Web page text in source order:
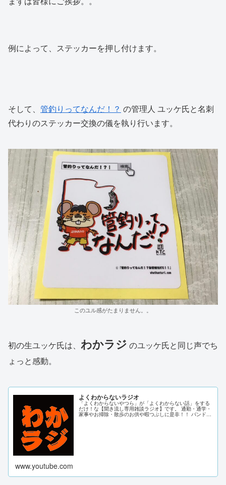
例によって、ステッカーを押し付けます。
そして、 管釣りってなんだ！？ の管理人 ユッケ氏と名刺
代わりのステッカー交換の儀を執り行います。
このユル感がたまりません。。
初の生ユッケ氏は、 わかラジ のユッケ氏と同じ声でち
ょっと感動。
よくわからないラジオ
「よくわからないやつら」が「よくわからない話」をする
だけ！な【聞き流し専用雑談ラジオ】です。 通勤・通学・
家事やお掃除・散歩のお供や暇つぶしに是非！！ バンドマ
www.youtube.com